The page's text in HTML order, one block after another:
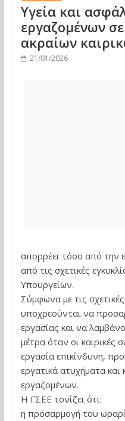
Υγεία και
εργαζομένων
ακραίων
21/01/2026
απορρέει τόσο από την
από τις σχετικές
Υπουργείων.
Σύμφωνα με τις
υποχρεούνται να
εργασίας και να
μέτρα όταν οι καιρικές
εργασία επικίνδυνη,
εργατικά ατυχήματα και
εργαζομένων.
Η ΓΣΕΕ τονίζει ότι:
η προσαρμογή του